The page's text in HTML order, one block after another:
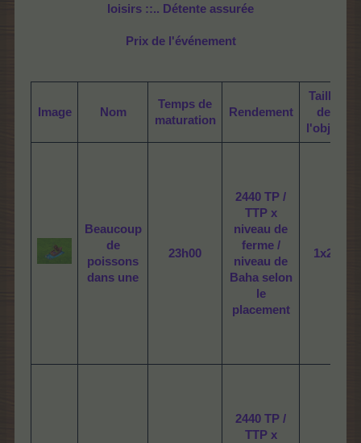
loisirs ::.. Détente assurée
Prix de l'événement
Image Nom
Temps de
maturation
Rendement
Taille
de
l'objet
Beaucoup
de
poissons
dans une
23h00
2440 TP /
TTP x
niveau de
ferme /
niveau de
Baha selon
le
placement
1x2
2440 TP /
TTP x